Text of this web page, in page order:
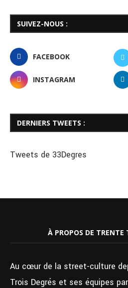
SUIVEZ-NOUS :
FACEBOOK
INSTAGRAM
DERNIERS TWEETS :
Tweets de 33Degres
À PROPOS DE TRENTE
Au cœur de la street-culture
Trois Degrés et ses équipes